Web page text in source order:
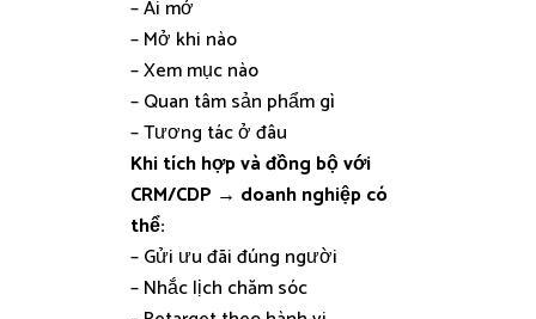
– Ai mở
– Mở khi nào
– Xem mục nào
– Quan tâm sản phẩm gì
– Tương tác ở đâu
Khi tích hợp và đồng bộ với
CRM/CDP → doanh nghiệp có
thể:
– Gửi ưu đãi đúng người
– Nhắc lịch chăm sóc